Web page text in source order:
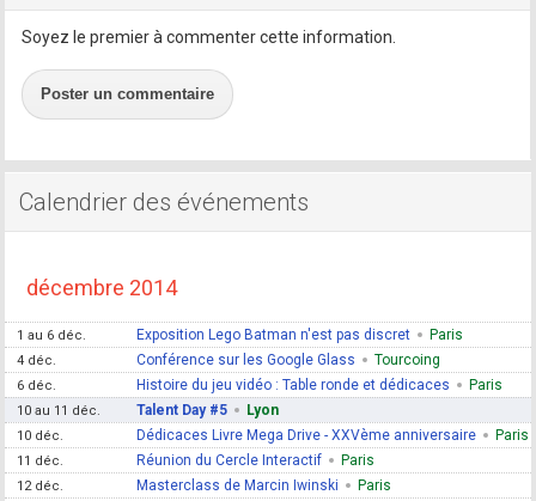
Soyez le premier à commenter cette information.
Poster un commentaire
Calendrier des événements
décembre 2014
1 au 6 déc. Exposition Lego Batman n'est pas discret Paris
4 déc. Conférence sur les Google Glass Tourcoing
6 déc. Histoire du jeu vidéo : Table ronde et dédicaces Paris
10 au 11 déc. Talent Day #5 Lyon
10 déc. Dédicaces Livre Mega Drive - XXVème anniversaire Paris
11 déc. Réunion du Cercle Interactif Paris
12 déc. Masterclass de Marcin Iwinski Paris